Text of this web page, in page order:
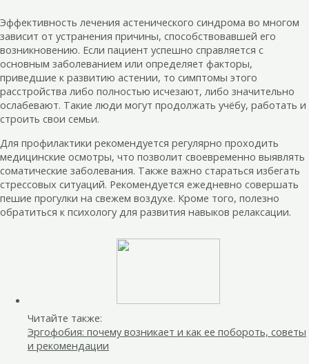
Эффективность лечения астенического синдрома во многом
зависит от устранения причины, способствовавшей его
возникновению. Если пациент успешно справляется с
основным заболеванием или определяет факторы,
приведшие к развитию астении, то симптомы этого
расстройства либо полностью исчезают, либо значительно
ослабевают. Такие люди могут продолжать учёбу, работать и
строить свои семьи.
Для профилактики рекомендуется регулярно проходить
медицинские осмотры, что позволит своевременно выявлять
соматические заболевания. Также важно стараться избегать
стрессовых ситуаций. Рекомендуется ежедневно совершать
пешие прогулки на свежем воздухе. Кроме того, полезно
обратиться к психологу для развития навыков релаксации.
Читайте также:
Эргофобия: почему возникает и как ее побороть, советы
и рекомендации